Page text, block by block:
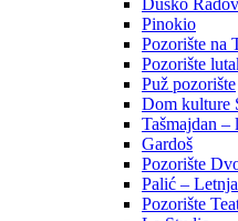
Duško
Pinokio
Pozorište na
Pozorište
Puž pozorište
Dom kulture
Tašmajdan –
Gardoš
Pozorište
Palić –
Pozorište